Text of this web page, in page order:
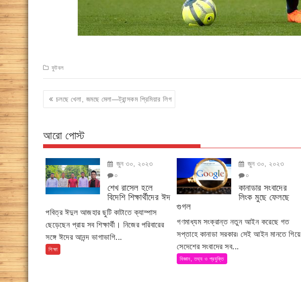
ফুটবল
Post
navigation
চলছে খেলা, জমছে মেলা—ট্রান্সকম প্রিমিয়ার লিগ
আরো পোস্ট
জুন ৩০, ২০২৩
০
শেখ রাসেল হলে
বিদেশি শিক্ষার্থীদের ঈদ
পবিত্র ঈদুল আজহার ছুটি কাটাতে ক্যাম্পাস
ছেড়েছেন প্রায় সব শিক্ষার্থী। নিজের পরিবারের
সঙ্গে ঈদের আনন্দ ভাগাভাগি...
শিক্ষা
জুন ৩০, ২০২৩
০
কানাডার সংবাদের
লিংক মুছে ফেলছে
গুগল
গণমাধ্যম সংক্রান্ত নতুন আইন করেছে গত
সপ্তাহে কানাডা সরকার৷ সেই আইন মানতে গিয়ে
সেদেশের সংবাদের সব...
বিজ্ঞান, তথ্য ও প্রযুক্তি